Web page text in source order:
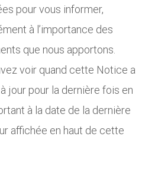
pour vous informer,
à l’importance des
que nous apportons.
voir quand cette Notice a
jour pour la dernière fois en
à la date de la dernière
affichée en haut de cette